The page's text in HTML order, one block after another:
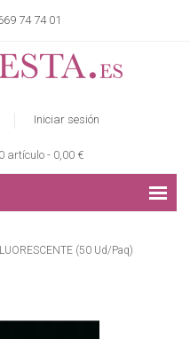
74 74 01
Iniciar sesión
0 artículo - 0,00 €
(50 Ud/Paq)